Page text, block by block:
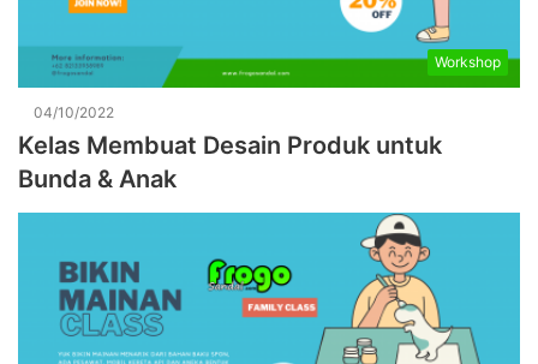
Workshop
04/10/2022
Kelas Membuat Desain Produk untuk
Bunda & Anak